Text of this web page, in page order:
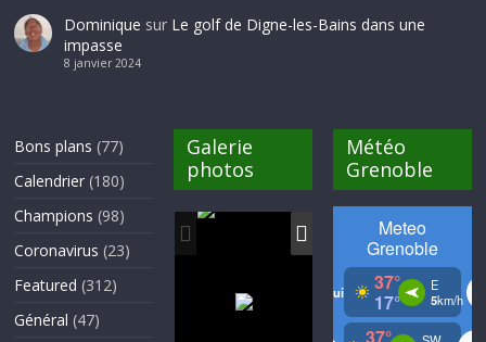
Dominique sur Le golf de Digne-les-Bains dans une
impasse
8 janvier 2024
Bons plans (77)
Calendrier (180)
Champions (98)
Coronavirus (23)
Featured (312)
Général (47)
Galerie
photos
Météo
Grenoble